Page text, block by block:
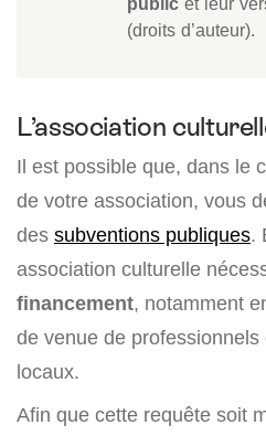
(droits d’auteur).
L’association
Il est possible que, dans le
de votre association, vous
des subventions publiques.
association culturelle
financement, notamment
de venue de
locaux.
Afin que cette requête soit